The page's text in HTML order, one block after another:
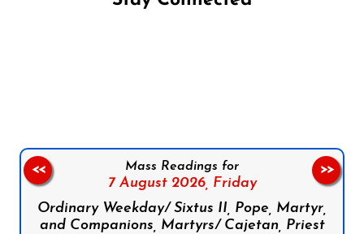
Mass Readings for
7 August 2026, Friday
Ordinary Weekday/ Sixtus II, Pope, Martyr,
and Companions, Martyrs/ Cajetan, Priest
<< >>